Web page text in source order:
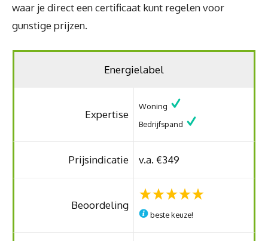
waar je direct een certificaat kunt regelen voor
gunstige prijzen.
Energielabel
Expertise
Woning
Bedrijfspand
Prijsindicatie v.a. €349
Beoordeling
beste keuze!